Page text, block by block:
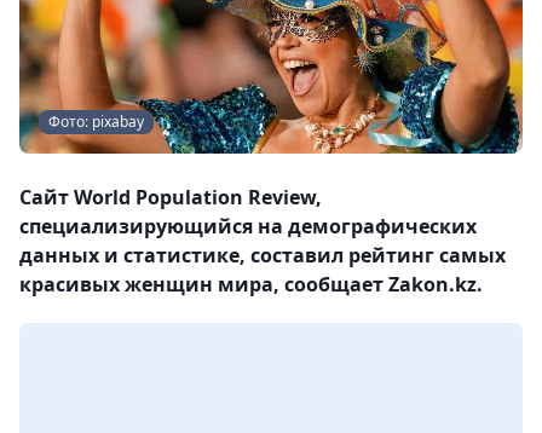
Фото: pixabay
Сайт World Population Review,
специализирующийся на демографических
данных и статистике, составил рейтинг самых
красивых женщин мира, сообщает Zakon.kz.